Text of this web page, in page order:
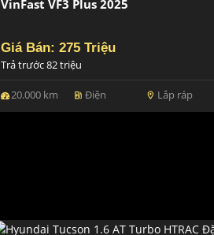
VinFast VF3 Plus 2025
Giá Bán: 275 Triệu
Trả trước 82 triệu
20.000 km ev_station Điện location_on Lắp ráp